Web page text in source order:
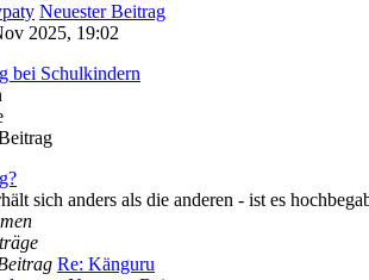
Neuester Beitrag
2025, 19:02
bei Schulkindern
sich anders als die anderen - ist es
Re: Känguru